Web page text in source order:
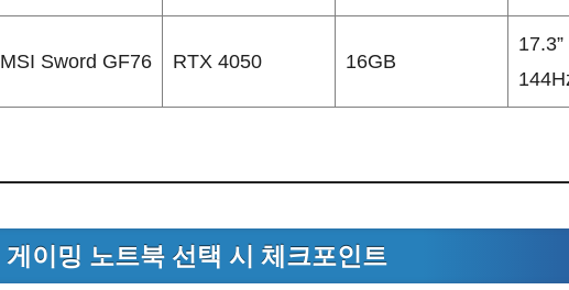
MSI Sword GF76 RTX 4050 16GB
게이밍 노트북 선택 시 체크포인트